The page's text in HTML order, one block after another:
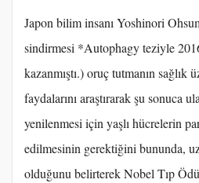
Japon bilim insanı Yoshinori
sindirmesi *Autophagy teziyle
kazanmıştı.) oruç tutmanın
faydalarını araştırarak şu sonuca
yenilenmesi için yaşlı hücrelerin
edilmesinin gerektiğini bununda,
olduğunu belirterek Nobel Tıp